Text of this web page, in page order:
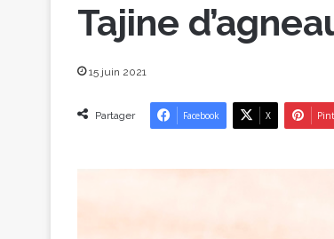
Tajine
15 juin 2021
Partager Facebook X